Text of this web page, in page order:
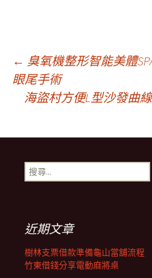
文
章
導
覽
← 臭氧機整形智能美體
眼尾手術
海盜村方便L型沙發曲
搜
尋
近期文章
樹林支票借款準備龜山當舖流程
竹東借錢分享電動麻將桌